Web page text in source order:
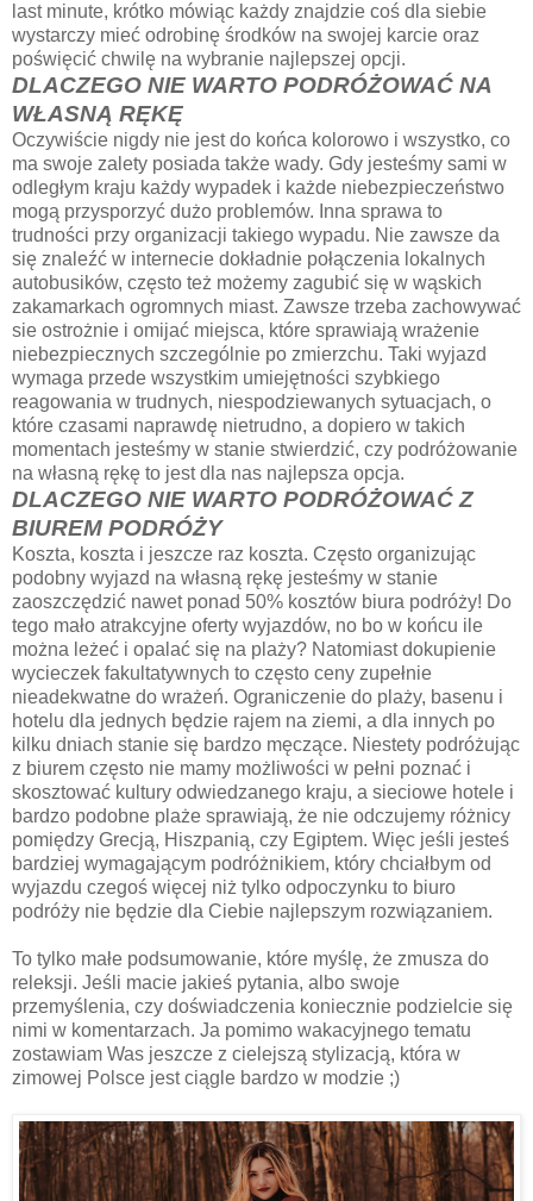
last minute, krótko mówiąc każdy znajdzie coś dla siebie
wystarczy mieć odrobinę środków na swojej karcie oraz
poświęcić chwilę na wybranie najlepszej opcji.
DLACZEGO NIE WARTO PODRÓŻOWAĆ NA
WŁASNĄ RĘKĘ
Oczywiście nigdy nie jest do końca kolorowo i wszystko, co
ma swoje zalety posiada także wady. Gdy jesteśmy sami w
odległym kraju każdy wypadek i każde niebezpieczeństwo
mogą przysporzyć dużo problemów. Inna sprawa to
trudności przy organizacji takiego wypadu. Nie zawsze da
się znaleźć w internecie dokładnie połączenia lokalnych
autobusików, często też możemy zagubić się w wąskich
zakamarkach ogromnych miast. Zawsze trzeba zachowywać
sie ostrożnie i omijać miejsca, które sprawiają wrażenie
niebezpiecznych szczególnie po zmierzchu. Taki wyjazd
wymaga przede wszystkim umiejętności szybkiego
reagowania w trudnych, niespodziewanych sytuacjach, o
które czasami naprawdę nietrudno, a dopiero w takich
momentach jesteśmy w stanie stwierdzić, czy podróżowanie
na własną rękę to jest dla nas najlepsza opcja.
DLACZEGO NIE WARTO PODRÓŻOWAĆ Z
BIUREM PODRÓŻY
Koszta, koszta i jeszcze raz koszta. Często organizując
podobny wyjazd na własną rękę jesteśmy w stanie
zaoszczędzić nawet ponad 50% kosztów biura podróży! Do
tego mało atrakcyjne oferty wyjazdów, no bo w końcu ile
można leżeć i opalać się na plaży? Natomiast dokupienie
wycieczek fakultatywnych to często ceny zupełnie
nieadekwatne do wrażeń. Ograniczenie do plaży, basenu i
hotelu dla jednych będzie rajem na ziemi, a dla innych po
kilku dniach stanie się bardzo męczące. Niestety podróżując
z biurem często nie mamy możliwości w pełni poznać i
skosztować kultury odwiedzanego kraju, a sieciowe hotele i
bardzo podobne plaże sprawiają, że nie odczujemy różnicy
pomiędzy Grecją, Hiszpanią, czy Egiptem. Więc jeśli jesteś
bardziej wymagającym podróżnikiem, który chciałbym od
wyjazdu czegoś więcej niż tylko odpoczynku to biuro
podróży nie będzie dla Ciebie najlepszym rozwiązaniem.
To tylko małe podsumowanie, które myślę, że zmusza do
releksji. Jeśli macie jakieś pytania, albo swoje
przemyślenia, czy doświadczenia koniecznie podzielcie się
nimi w komentarzach. Ja pomimo wakacyjnego tematu
zostawiam Was jeszcze z cielejszą stylizacją, która w
zimowej Polsce jest ciągle bardzo w modzie ;)